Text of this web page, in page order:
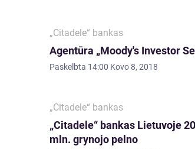
„Citadele“ bankas
Agentūra „Moody's Investor
Paskelbta 14:00 Kovo 8, 2018
„Citadele“ bankas
„Citadele“ bankas Lietuvoje
mln. grynojo pelno